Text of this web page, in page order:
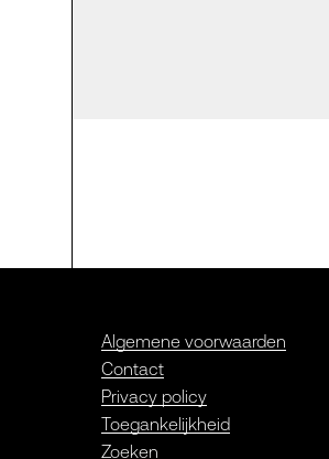
Algemene voorwaarden
Contact
Privacy policy
Toegankelijkheid
Zoeken